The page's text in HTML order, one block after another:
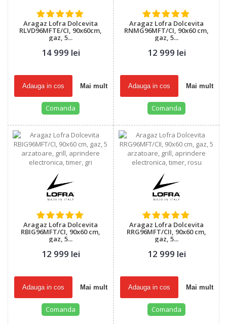
Aragaz Lofra Dolcevita
RLVD96MFTE/CI, 90x60cm,
gaz, 5...
14 999 lei
Adauga in cos Mai mult
Comanda
Aragaz Lofra Dolcevita
RNMG96MFT/CI, 90x60 cm,
gaz, 5...
12 999 lei
Adauga in cos Mai mult
Comanda
Aragaz Lofra Dolcevita
RBIG96MFT/CI, 90x60 cm,
gaz, 5...
12 999 lei
Adauga in cos Mai mult
Comanda
Aragaz Lofra Dolcevita
RRG96MFT/CII, 90x60 cm,
gaz, 5...
12 999 lei
Adauga in cos Mai mult
Comanda